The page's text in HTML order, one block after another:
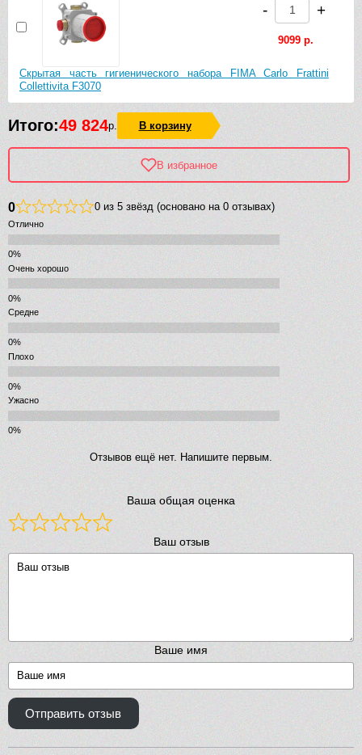
Скрытая часть гигиенического набора FIMA Carlo Frattini
Collettivita F3070
- +
9099 р.
Итого:49 824р. В корзину
В избранное
0 0 из 5 звёзд (основано на 0 отзывах)
Отлично
Очень хорошо
Средне
Плохо
Ужасно
Отзывов ещё нет. Напишите первым.
Ваша общая оценка
Ваш отзыв
Ваше имя
Отправить отзыв